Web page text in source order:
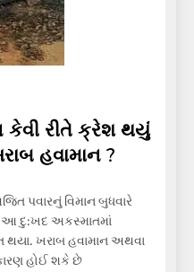
કેવી રીતે ક્રેશ થયું
હવામાન ?
પવારનું વિમાન બુધવારે
આ દુ:ખદ અકસ્માતમાં
થયા. ખરાબ હવામાન અથવા
હોઈ શકે છે